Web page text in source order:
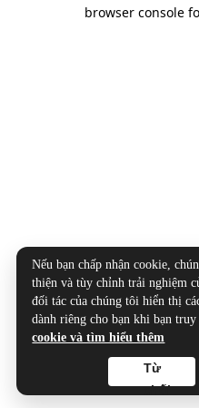
browser console
Nếu bạn chấp nhận cookie,
thiện và tùy chỉnh trải nghiệm
đối tác của chúng tôi hiển thị
dành riêng cho bạn khi bạn
cookie và tìm hiểu thêm
Từ
chối